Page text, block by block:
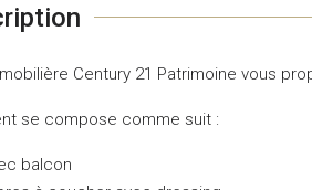
Century 21 Patrimoine vous
se compose comme suit :
balcon